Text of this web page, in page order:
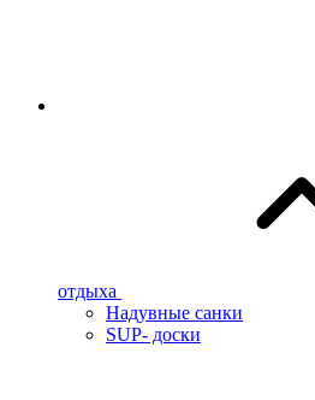
отдыха
Надувные санки
SUP- доски